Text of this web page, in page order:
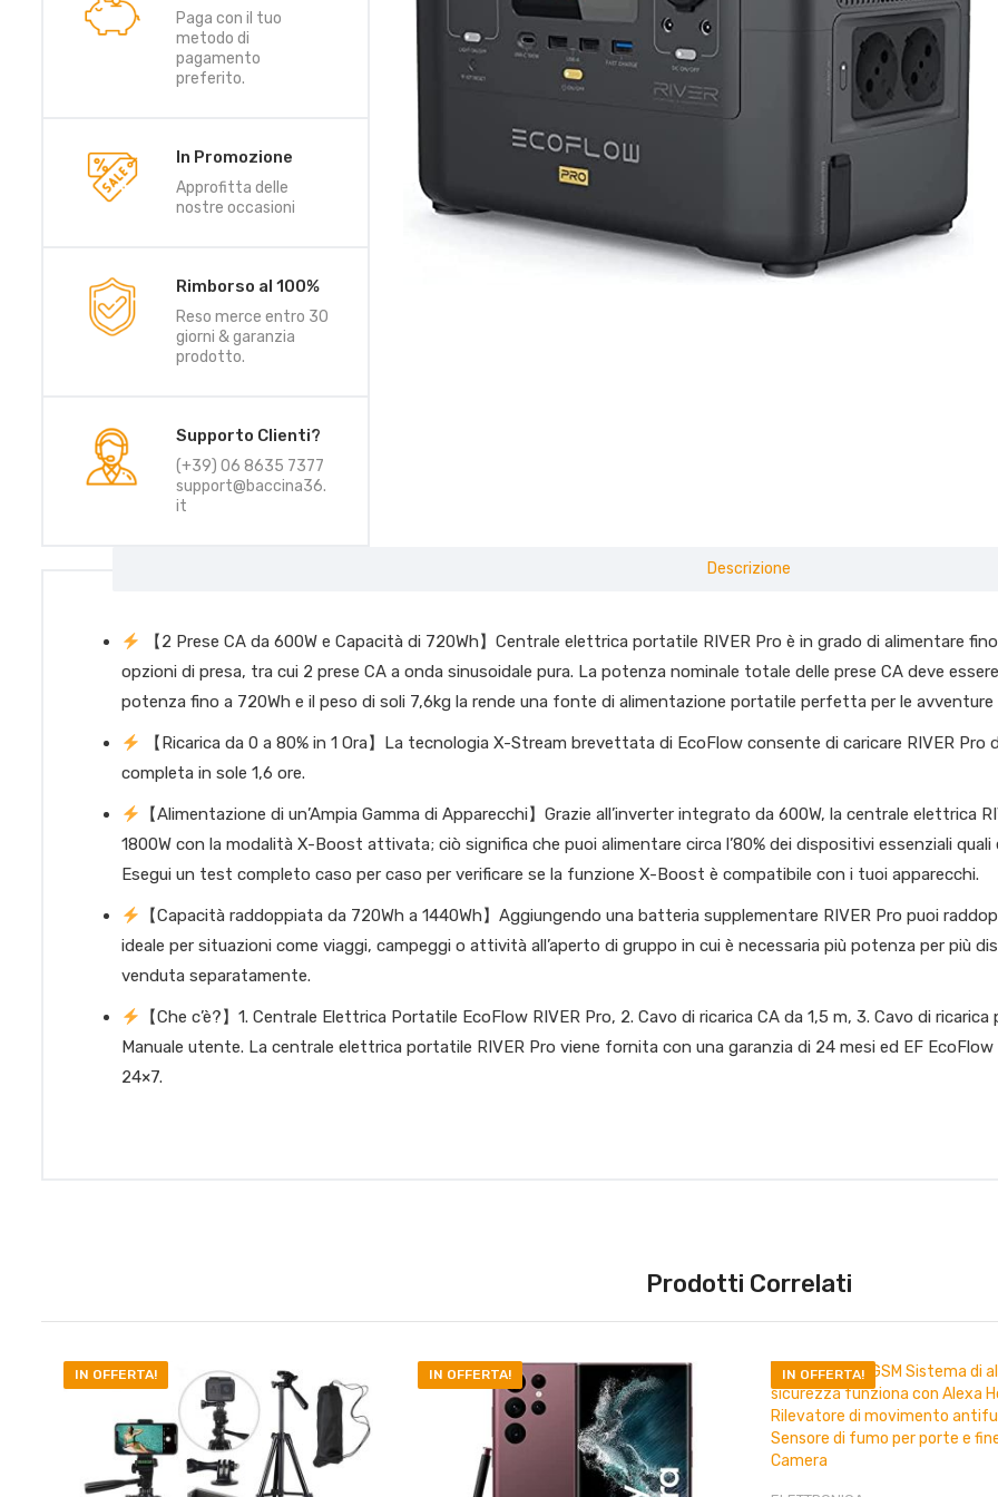
Paga con il tuo
metodo di
pagamento
preferito.
In Promozione
Approfitta delle
nostre occasioni
Rimborso al 100%
Reso merce entro 30
giorni & garanzia
prodotto.
Supporto Clienti?
(+39) 06 8635 7377
support@baccina36.
it
Descrizione
【2 Prese CA da 600W e Capacità di 720Wh】Centrale elettrica portatile RIVER Pro è in grado di alimentare
opzioni di presa, tra cui 2 prese CA a onda sinusoidale pura. La potenza nominale totale delle prese CA deve
potenza fino a 720Wh e il peso di soli 7,6kg la rende una fonte di alimentazione portatile perfetta per le
【Ricarica da 0 a 80% in 1 Ora】La tecnologia X-Stream brevettata di EcoFlow consente di caricare RIVER Pro
completa in sole 1,6 ore.
【Alimentazione di un’Ampia Gamma di Apparecchi】Grazie all’inverter integrato da 600W, la centrale elettrica
1800W con la modalità X-Boost attivata; ciò significa che puoi alimentare circa l’80% dei dispositivi essenziali
Esegui un test completo caso per caso per verificare se la funzione X-Boost è compatibile con i tuoi apparecchi.
【Capacità raddoppiata da 720Wh a 1440Wh】Aggiungendo una batteria supplementare RIVER Pro puoi
ideale per situazioni come viaggi, campeggi o attività all’aperto di gruppo in cui è necessaria più potenza per più
venduta separatamente.
【Che c’è?】1. Centrale Elettrica Portatile EcoFlow RIVER Pro, 2. Cavo di ricarica CA da 1,5 m, 3. Cavo di
Manuale utente. La centrale elettrica portatile RIVER Pro viene fornita con una garanzia di 24 mesi ed EF
24×7.
Prodotti Correlati
IN OFFERTA! IN OFFERTA! IN OFFERTA!